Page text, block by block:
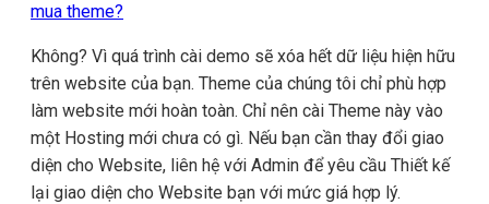
mua theme?
Không? Vì quá trình cài demo sẽ xóa hết dữ liệu hiện hữu
trên website của bạn. Theme của chúng tôi chỉ phù hợp
làm website mới hoàn toàn. Chỉ nên cài Theme này vào
một Hosting mới chưa có gì. Nếu bạn cần thay đổi giao
diện cho Website, liên hệ với Admin để yêu cầu Thiết kế
lại giao diện cho Website bạn với mức giá hợp lý.